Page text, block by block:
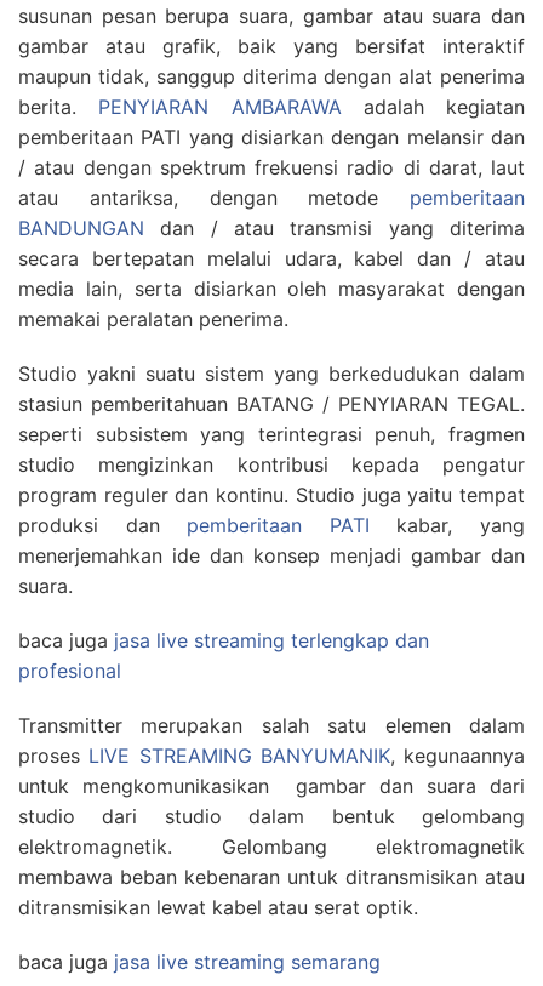
susunan pesan berupa suara, gambar atau suara dan
gambar atau grafik, baik yang bersifat interaktif
maupun tidak, sanggup diterima dengan alat penerima
berita. PENYIARAN AMBARAWAadalah kegiatan
pemberitaan PATI yang disiarkan dengan melansir dan
/ atau dengan spektrum frekuensi radio di darat, laut
atau antariksa, dengan metode pemberitaan
BANDUNGAN dan / atau transmisi yang diterima
secara bertepatan melalui udara, kabel dan / atau
media lain, serta disiarkan oleh masyarakat dengan
memakai peralatan penerima.
Studio yakni suatu sistem yang berkedudukan dalam
stasiun pemberitahuan BATANG / PENYIARAN TEGAL.
seperti subsistem yang terintegrasi penuh, fragmen
studio mengizinkan kontribusi kepada pengatur
program reguler dan kontinu. Studio juga yaitu tempat
produksi dan pemberitaan PATI kabar, yang
menerjemahkan ide dan konsep menjadi gambar dan
suara.
baca juga jasa live streaming terlengkap dan
profesional
Transmitter merupakan salah satu elemen dalam
proses LIVE STREAMING BANYUMANIK, kegunaannya
untuk mengkomunikasikan gambar dan suara dari
studio dari studio dalam bentuk gelombang
elektromagnetik. Gelombang elektromagnetik
membawa beban kebenaran untuk ditransmisikan atau
ditransmisikan lewat kabel atau serat optik.
baca juga jasa live streaming semarang